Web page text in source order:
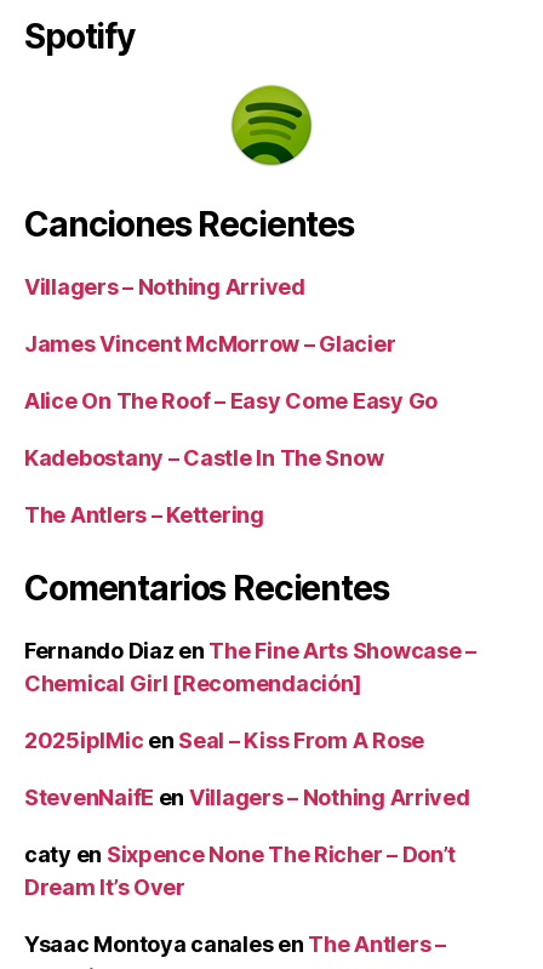
Spotify
Canciones Recientes
Villagers – Nothing Arrived
James Vincent McMorrow – Glacier
Alice On The Roof – Easy Come Easy Go
Kadebostany – Castle In The Snow
The Antlers – Kettering
Comentarios Recientes
Fernando Diaz en The Fine Arts Showcase –
Chemical Girl [Recomendación]
2025iplMic en Seal – Kiss From A Rose
StevenNaifE en Villagers – Nothing Arrived
caty en Sixpence None The Richer – Don’t
Dream It’s Over
Ysaac Montoya canalesen The Antlers –